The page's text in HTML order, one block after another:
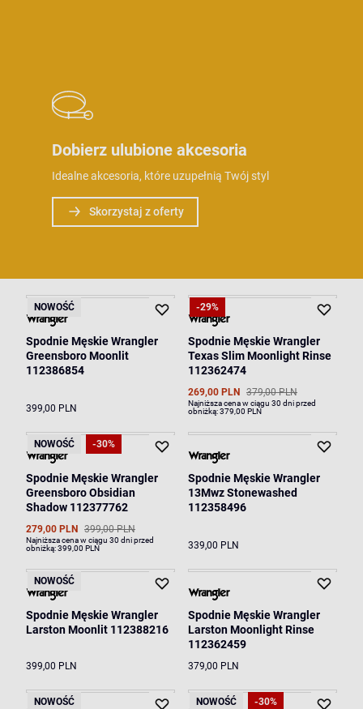
Dobierz ulubione akcesoria
Idealne akcesoria, które uzupełnią Twój styl
Skorzystaj z oferty
NOWOŚĆ
Spodnie Męskie Wrangler
Greensboro Moonlit
112386854
399,00 PLN
-29%
Spodnie Męskie Wrangler
Texas Slim Moonlight Rinse
112362474
269,00 PLN 379,00 PLN
Najniższa cena w ciągu 30 dni przed
obniżką:379,00 PLN
NOWOŚĆ -30%
Spodnie Męskie Wrangler
Greensboro Obsidian
Shadow 112377762
279,00 PLN 399,00 PLN
Najniższa cena w ciągu 30 dni przed
obniżką:399,00 PLN
Spodnie Męskie Wrangler
13Mwz Stonewashed
112358496
339,00 PLN
NOWOŚĆ
Spodnie Męskie Wrangler
Larston Moonlit 112388216
399,00 PLN
Spodnie Męskie Wrangler
Larston Moonlight Rinse
112362459
379,00 PLN
NOWOŚĆ NOWOŚĆ -30%